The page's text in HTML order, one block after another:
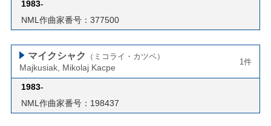
1983-
NML作曲家番号：377500
マイクシャク （ミコライ・カツペ）
Majkusiak, Mikolaj Kacpe
1件
1983-
NML作曲家番号：198437